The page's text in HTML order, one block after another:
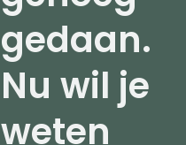
gedaan.
Nu wil je
weten